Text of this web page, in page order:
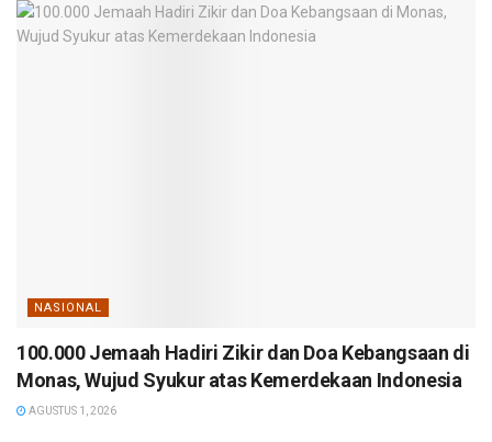
NASIONAL
100.000 Jemaah Hadiri Zikir dan Doa Kebangsaan di
Monas, Wujud Syukur atas Kemerdekaan Indonesia
AGUSTUS 1, 2026